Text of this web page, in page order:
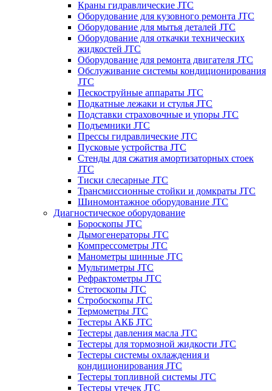
Краны гидравлические JTC
Оборудование для кузовного ремонта JTC
Оборудование для мытья деталей JTC
Оборудование для откачки технических
жидкостей JTC
Оборудование для ремонта двигателя JTC
Обслуживание системы кондиционирования
JTC
Пескоструйные аппараты JTC
Подкатные лежаки и стулья JTC
Подставки страховочные и упоры JTC
Подъемники JTC
Прессы гидравлические JTC
Пусковые устройства JTC
Стенды для сжатия амортизаторных стоек
JTC
Тиски слесарные JTC
Трансмиссионные стойки и домкраты JTC
Шиномонтажное оборудование JTC
Диагностическое оборудование
Бороскопы JTC
Дымогенераторы JTC
Компрессометры JTC
Манометры шинные JTC
Мультиметры JTC
Рефрактометры JTC
Стетоскопы JTC
Стробоскопы JTC
Термометры JTC
Тестеры АКБ JTC
Тестеры давления масла JTC
Тестеры для тормозной жидкости JTC
Тестеры системы охлаждения и
кондиционирования JTC
Тестеры топливной системы JTC
Тестеры утечек JTC